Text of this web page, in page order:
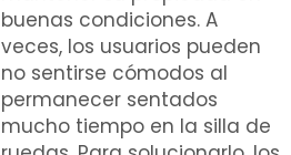
buenas condiciones. A
veces, los usuarios pueden
no sentirse cómodos al
permanecer sentados
mucho tiempo en la silla de